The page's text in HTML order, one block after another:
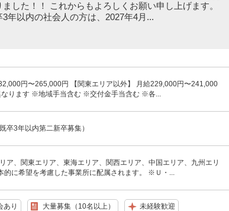
ました！！ これからもよろしくお願い申し上げます。
3年以内の社会人の方は、2027年4月...
円〜265,000円 【関東エリア以外】 月給229,000円〜241,000
ります ※地域手当含む ※交付金手当含む ※各...
卒3年以内第二新卒募集）
ア、関東エリア、東海エリア、関西エリア、中国エリア、九州エリ
に希望を考慮した事業所に配属されます。 ※Ｕ・...
あり 大量募集（10名以上） 未経験歓迎